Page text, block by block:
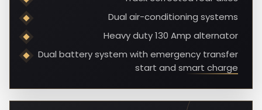
Dual air-conditioning systems
Heavy duty 130 Amp alternator
Dual battery system with emergency transfer
start and smart charge